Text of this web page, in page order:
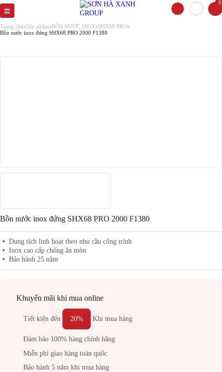
0
Trang chủ Sản phẩm BỒN NƯỚC INOX SHX68 PRO
Bồn nước inox đứng SHX68 PRO 2000 F1380
Bồn nước inox đứng SHX68 PRO 2000 F1380
Dung tích linh hoạt theo nhu cầu công trình
Inox cao cấp chống ăn mòn
Bảo hành 25 năm
Khuyến mãi khi mua online
Tiết kiện đến 20% Khi mua hàng
Đảm bảo 100% hàng chính hãng
Miễn phí giao hàng toàn quốc
Bảo hành 5 năm khi mua hàng